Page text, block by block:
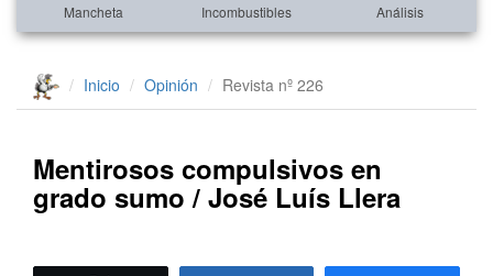
Mancheta Incombustibles Análisis
Inicio Opinión Revista nº 226
Mentirosos compulsivos en
grado sumo / José Luís Llera